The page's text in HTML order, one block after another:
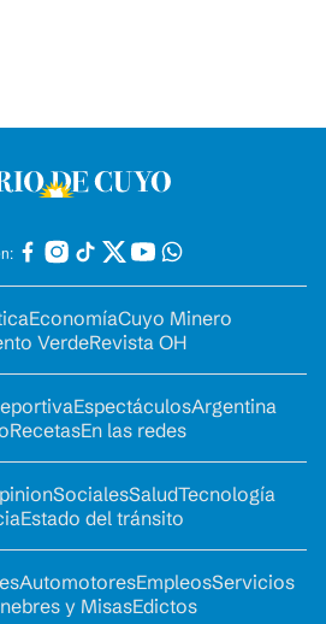
EconomíaCuyo Minero
VerdeRevista OH
EspectáculosArgentina
RecetasEn las redes
SocialesSaludTecnología
Estado del tránsito
AutomotoresEmpleosServicios
y MisasEdictos